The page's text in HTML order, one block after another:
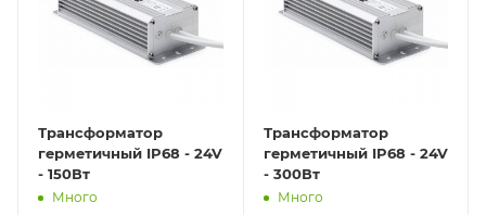
Трансформатор
герметичный IP68 - 24V
- 150Вт
Много
Трансформатор
герметичный IP68 - 24V
- 300Вт
Много